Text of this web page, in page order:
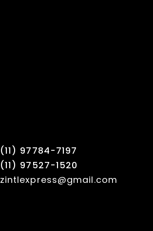
(11) 97784-7197
(11) 97527-1520
zintlexpress@gmail.com